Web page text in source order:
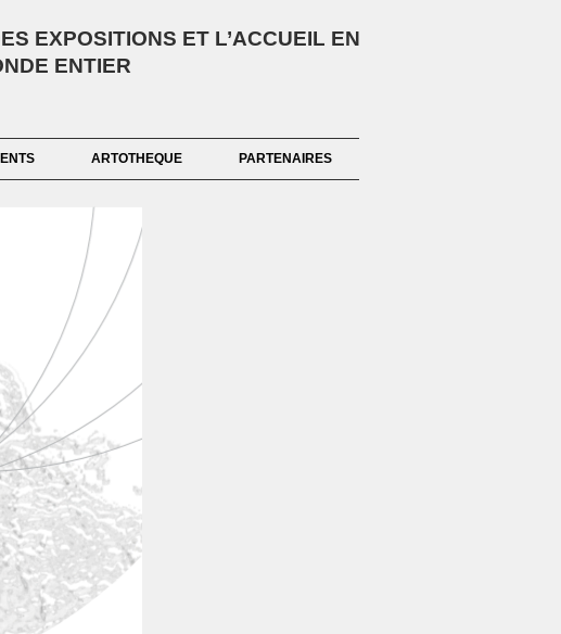
EXPOSITIONS ET L’ACCUEIL EN
ENTIER
ARTOTHEQUE PARTENAIRES